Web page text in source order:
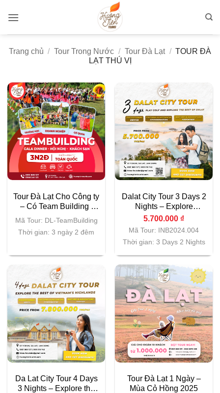
qua
Trang chủ / Tour Trong Nước / Tour Đà Lạt / TOUR ĐÀ
LẠT THÚ VỊ
Tour Đà Lạt Cho Công ty
– Có Team Building |
GALA DINNER 2026
Mã Tour: DL-TeamBuilding
Thời gian: 3 ngày 2 đêm
Dalat City Tour 3 Days 2
Nights – Explore
Vietnam’s Hidden Gem
5.700.000 ₫
Mã Tour: INB2024.004
Thời gian: 3 Days 2 Nights
Da Lat City Tour 4 Days
3 Nights – Explore the
Tour Đà Lạt 1 Ngày –
Mùa Cỏ Hồng 2025